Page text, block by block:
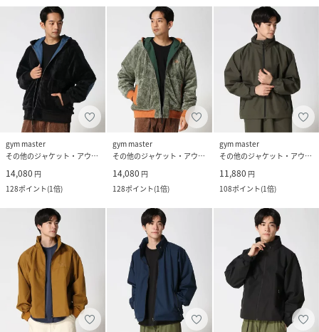
gym master
その他のジャケット・アウター
14,080 円
128ポイント(1倍)
gym master
その他のジャケット・アウター
14,080 円
128ポイント(1倍)
gym master
その他のジャケット・アウター
11,880 円
108ポイント(1倍)